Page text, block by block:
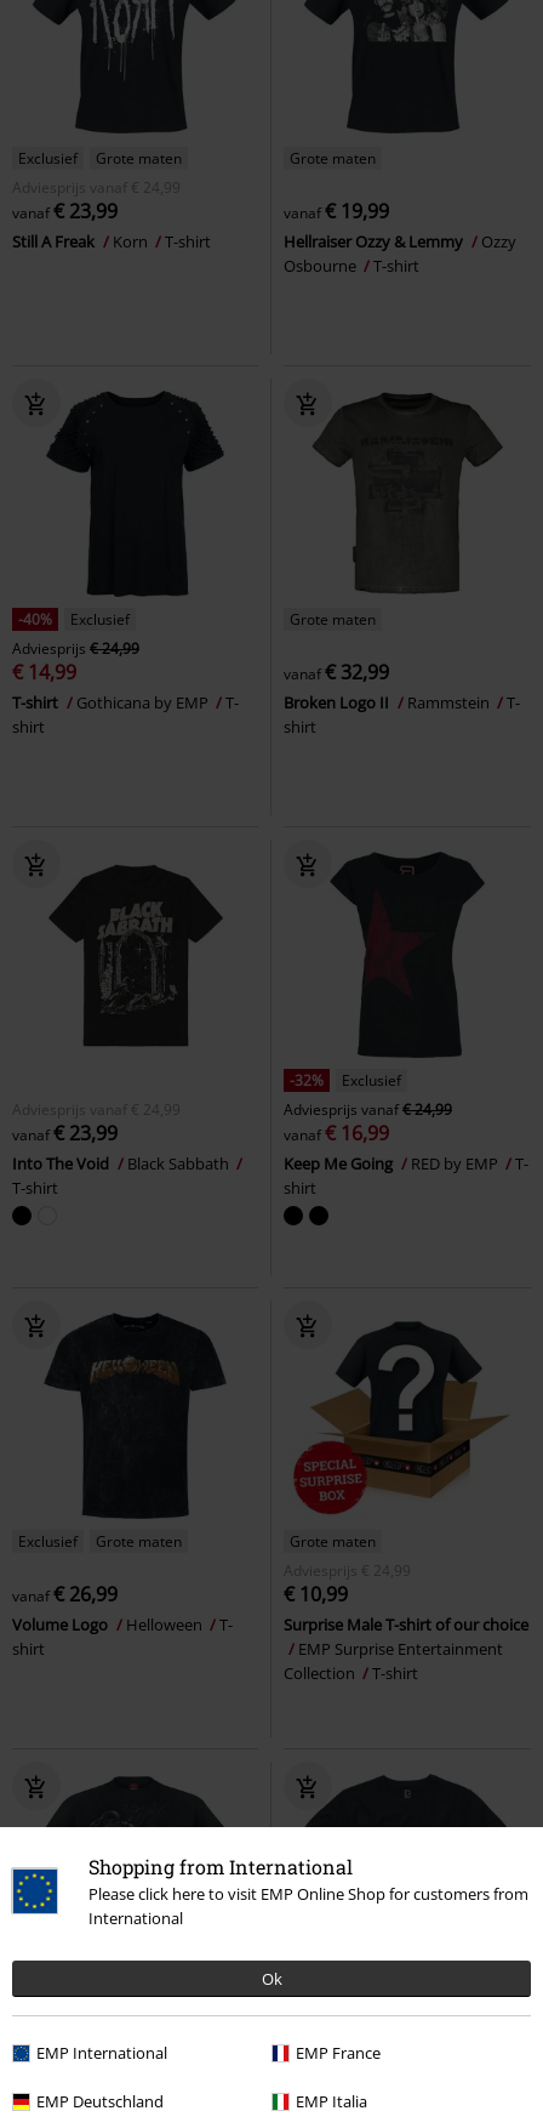
Shopping from International
Please click here to visit EMP Online Shop for customers from
International
Ok
EMP International EMP France
EMP Deutschland EMP Italia
Exclusief
Grote maten
Adviesprijs
vanaf € 24,99
vanaf€ 23,99
Still A Freak Korn T-shirt
Grote maten
vanaf€ 19,99
Hellraiser Ozzy & Lemmy
Ozzy
Osbourne
T-shirt
-40%
Exclusief
Adviesprijs € 24,99
€ 14,99
T-shirt Gothicana by EMP
T-
shirt
Grote maten
vanaf€ 32,99
Broken Logo II Rammstein
T-
shirt
Adviesprijs vanaf € 24,99
vanaf€ 23,99
Into The Void
Black Sabbath
T-shirt
-32%
Exclusief
Adviesprijs vanaf€ 24,99
vanaf€ 16,99
Keep Me Going RED by EMP
T-
shirt
Exclusief Grote maten
vanaf€ 26,99
Volume Logo Helloween
T-
shirt
Grote maten
Adviesprijs
€ 24,99
€ 10,99
Surprise Male T-shirt of our choice
EMP Surprise Entertainment
Collection
T-shirt
Exclusief Grote maten
vanaf€ 19,99
shirt
Grote maten
vanaf€ 12,99
shirt